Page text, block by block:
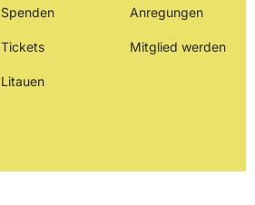
Spenden
Tickets
Litauen
Anregungen
Mitglied werden